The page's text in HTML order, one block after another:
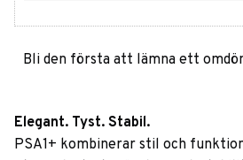
Bli den första att lämna ett
Elegant. Tyst. Stabil.
PSA1+ kombinerar stil och